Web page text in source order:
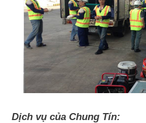
Dịch vụ của Chung Tín: